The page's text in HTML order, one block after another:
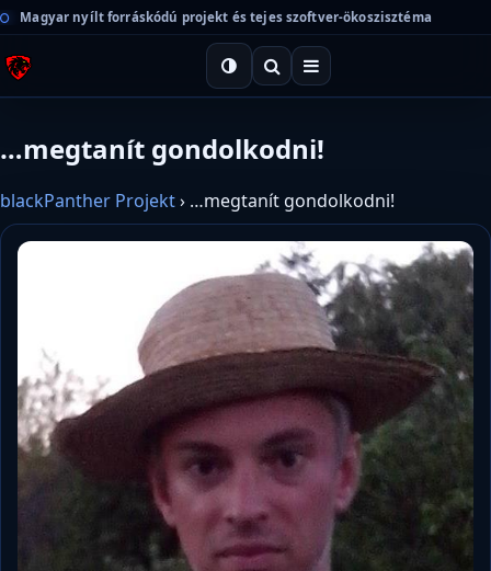
Magyar nyílt forráskódú projekt és tejes szoftver-ökoszisztéma
…megtanít gondolkodni!
blackPanther Projekt› …megtanít gondolkodni!